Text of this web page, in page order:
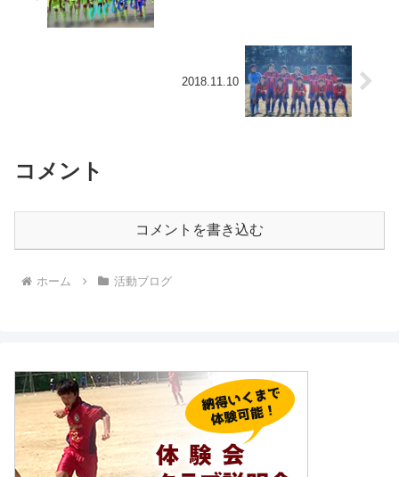
2018.11.10
コメント
コメントを書き込む
ホーム 活動ブログ